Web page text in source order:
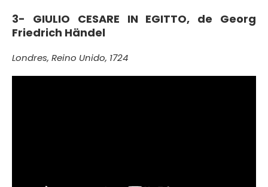
3- GIULIO CESARE IN EGITTO, de Georg
Friedrich Händel
Londres, Reino Unido, 1724